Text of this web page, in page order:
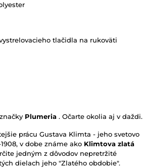
tlačidla na rukoväti
Plumeria . Očarte okolia aj v daždi.
prácu Gustava Klimta - jeho svetovo
v dobe známe ako Klimtova zlatá
jedným z dôvodov nepretržité
dielach jeho "Zlatého obdobie".